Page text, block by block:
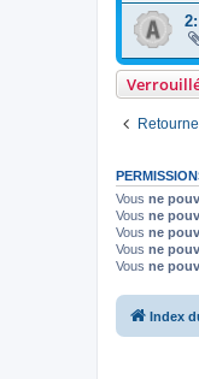
Vous ne
Vous ne
Vous ne
Vous ne
Vous ne
Index